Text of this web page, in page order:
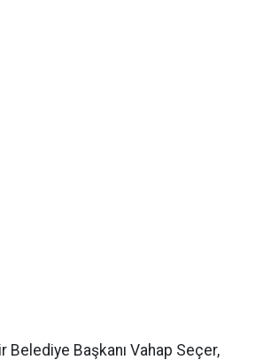
Belediye Başkanı Vahap Seçer,